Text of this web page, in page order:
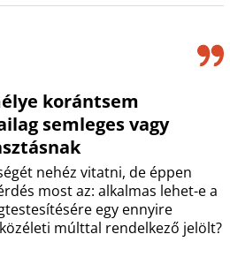
korántsem
semleges vagy
nehéz vitatni, de éppen
most az: alkalmas lehet-e a
egy ennyire
múlttal rendelkező jelölt?